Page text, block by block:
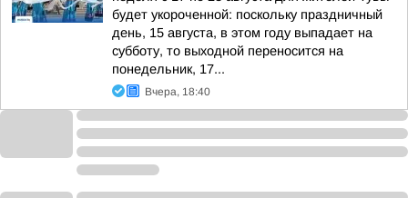
будет укороченной: поскольку праздничный
день, 15 августа, в этом году выпадает на
субботу, то выходной переносится на
понедельник, 17...
Вчера, 18:40